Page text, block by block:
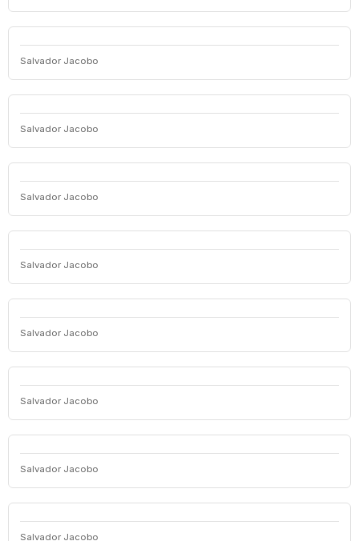
Salvador Jacobo
Salvador Jacobo
Salvador Jacobo
Salvador Jacobo
Salvador Jacobo
Salvador Jacobo
Salvador Jacobo
Salvador Jacobo